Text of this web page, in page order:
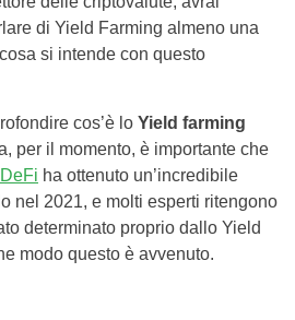
di Yield Farming almeno una
si intende con questo
cos’è lo Yield farming
per il momento, è importante che
ha ottenuto un’incredibile
nel 2021, e molti esperti ritengono
determinato proprio dallo Yield
modo questo è avvenuto.